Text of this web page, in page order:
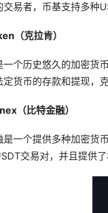
易者，币基支持多种
（克拉肯）
一个历史悠久的加密货
定货币的存款和提现，
（比特金融）
是一个提供多种加密货
交易对，并且提供